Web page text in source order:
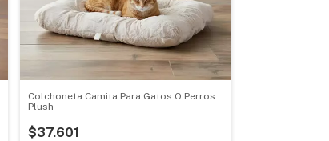
Colchoneta Camita Para Gatos O Perros
Plush
$37.601